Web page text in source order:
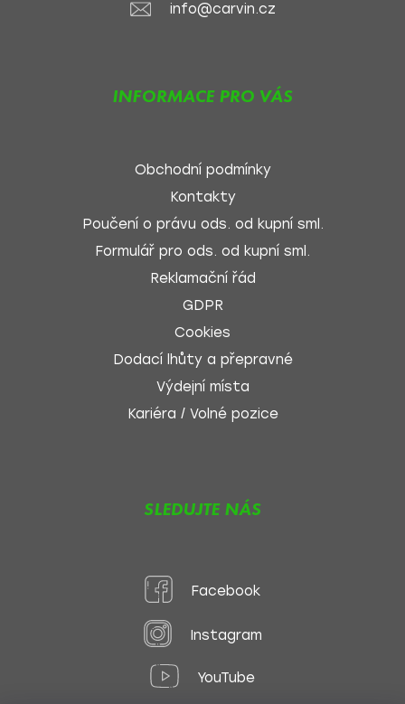
info@carvin.cz
INFORMACE PRO VÁS
Obchodní podmínky
Kontakty
Poučení o právu ods. od kupní sml.
Formulář pro ods. od kupní sml.
Reklamační řád
GDPR
Cookies
Dodací lhůty a přepravné
Výdejní místa
Kariéra / Volné pozice
SLEDUJTE NÁS
Facebook
Instagram
YouTube